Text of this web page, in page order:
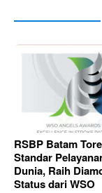
RSBP Batam
Standar
Dunia, Raih
Status dari WSO